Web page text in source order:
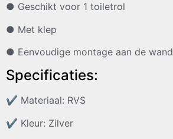
● Geschikt voor 1 toiletrol
● Met klep
● Eenvoudige montage aan de wand
Specificaties:
✔ Materiaal: RVS
✔ Kleur: Zilver